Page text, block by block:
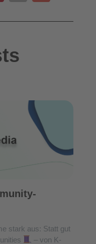
stark aus: Statt gut
– von K-